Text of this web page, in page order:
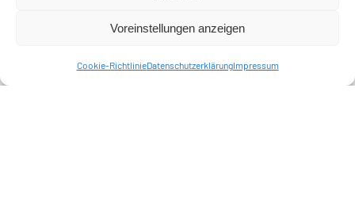
Voreinstellungen anzeigen
Cookie-RichtlinieDatenschutzerklärungImpressum
Klicken Sie, um Statistiken Cookies zu